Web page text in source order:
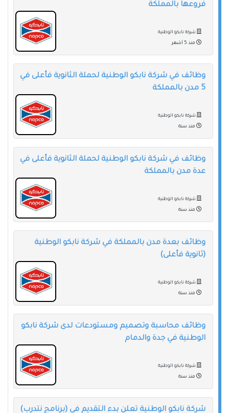
فروعها بالمملكة
شركة نابكو الوطنية
منذ 5 أشهر
وظائف في شركة نابكو الوطنية لحملة الثانوية فأعلى في
5 مدن بالمملكة
شركة نابكو الوطنية
منذ سنة
وظائف في شركة نابكو الوطنية لحملة الثانوية فأعلى في
عدة مدن بالمملكة
شركة نابكو الوطنية
منذ سنة
وظائف بعدة مدن بالمملكة في شركة نابكو الوطنية
(ثانوية فأعلى)
شركة نابكو الوطنية
منذ سنة
وظائف محاسبة وتصميم ومستودعات لدى شركة نابكو
الوطنية في جدة والدمام
شركة نابكو الوطنية
منذ سنة
شركة نابكو الوطنية تعلن بدء التقديم في (برنامج نتدرب)